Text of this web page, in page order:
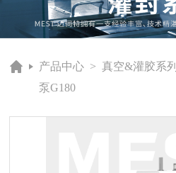
产品中心 >真空&灌胶系列
泵G180